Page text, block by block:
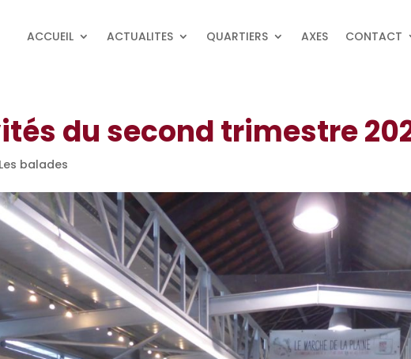
ACCUEIL ACTUALITES QUARTIERS AXES CONTACT
du second trimestre
Les balades